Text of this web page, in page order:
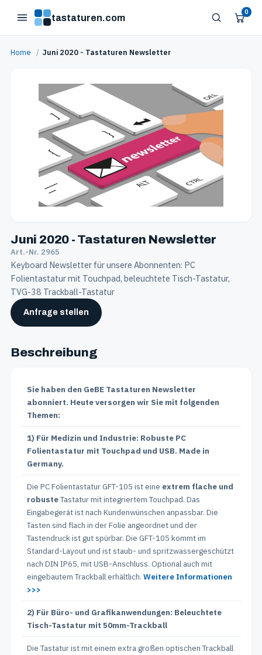
tastaturen.com
0
Home / Juni 2020 - Tastaturen Newsletter
Juni 2020 - Tastaturen Newsletter
Art.-Nr. 2965
Keyboard Newsletter für unsere Abonnenten: PC
Folientastatur mit Touchpad, beleuchtete Tisch-Tastatur,
TVG-38 Trackball-Tastatur
Anfrage stellen
Beschreibung
Sie haben den GeBE Tastaturen Newsletter
abonniert. Heute versorgen wir Sie mit folgenden
Themen:
1) Für Medizin und Industrie: Robuste PC
Folientastatur mit Touchpad und USB. Made in
Germany.
Die PC Folientastatur GFT-105 ist eine extrem flache und
robusteTastatur mit integriertem Touchpad. Das
Eingabegerät ist nach Kundenwünschen anpassbar. Die
Tasten sind flach in der Folie angeordnet und der
Tastendruck ist gut spürbar. Die GFT-105 kommt im
Standard-Layout und ist staub- und spritzwassergeschützt
nach DIN IP65, mit USB-Anschluss. Optional auch mit
eingebautem Trackball erhältlich. Weitere Informationen
>>>
2) Für Büro- und Grafikanwendungen: Beleuchtete
Tisch-Tastatur mit 50mm-Trackball
Die Tastatur ist mit einem extra großen optischen Trackball